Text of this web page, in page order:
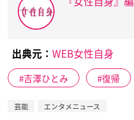
出典元： WEB女性自身
吉澤ひとみ 復帰
芸能 エンタメニュース